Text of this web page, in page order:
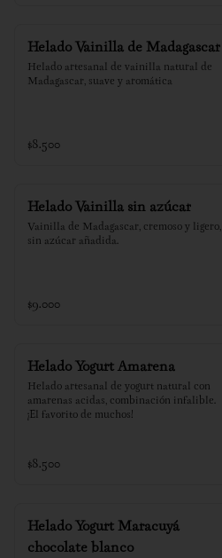
Helado Vainilla de Madagascar
Helado artesanal de vainilla natural de
Madagascar, suave y aromática
$8.500
Helado Vainilla sin azúcar
Vainilla de Madagascar, cremoso y ligero,
sin azúcar añadida.
$9.000
Helado Yogurt Amarena
Helado artesanal de yogurt natural con
amarenas acidas, combinación infalible.
¡El favorito de muchos!
$8.500
Helado Yogurt Maracuyá
chocolate blanco